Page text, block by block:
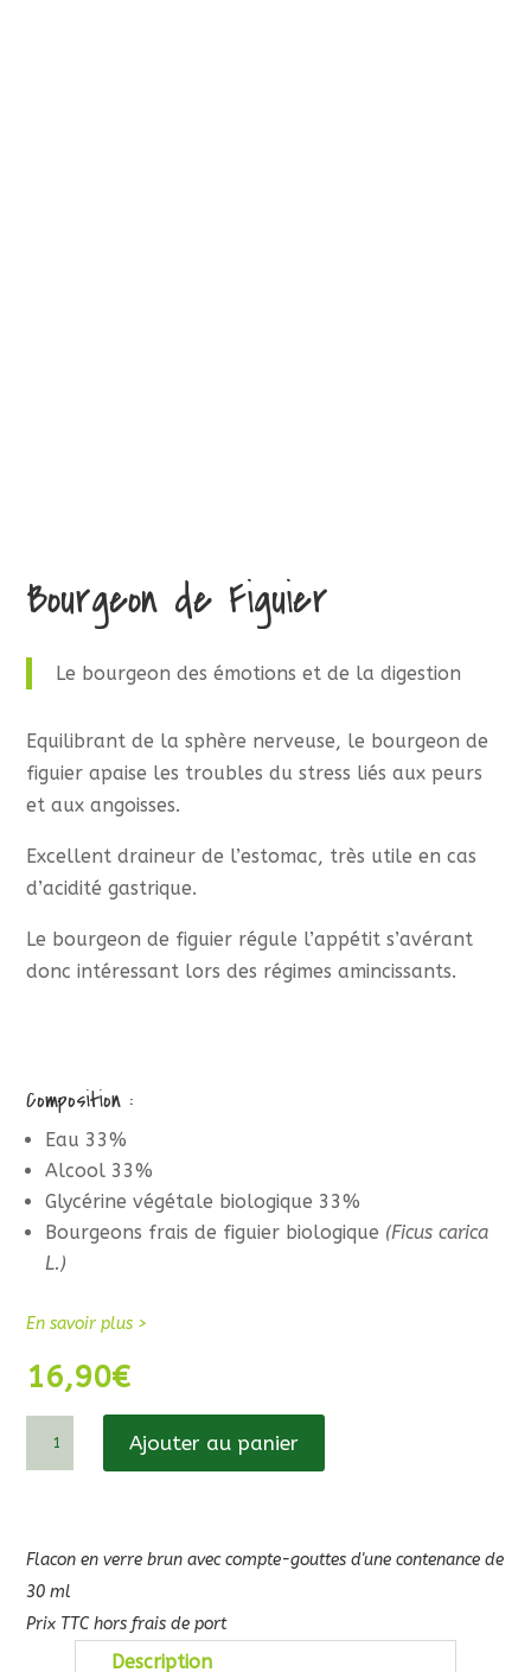
Bourgeon de Figuier
Le bourgeon des émotions et de la digestion
Equilibrant de la sphère nerveuse, le bourgeon de
figuier apaise les troubles du stress liés aux peurs
et aux angoisses.
Excellent draineur de l’estomac, très utile en cas
d’acidité gastrique.
Le bourgeon de figuier régule l’appétit s’avérant
donc intéressant lors des régimes amincissants.
Composition :
Eau 33%
Alcool 33%
Glycérine végétale biologique 33%
Bourgeons frais de figuier biologique (Ficus carica
L.)
En savoir plus >
16,90€
Figuier
Ajouter au panier
Flacon en verre brun avec compte-gouttes d'une contenance de
30 ml
Prix TTC hors frais de port
Description